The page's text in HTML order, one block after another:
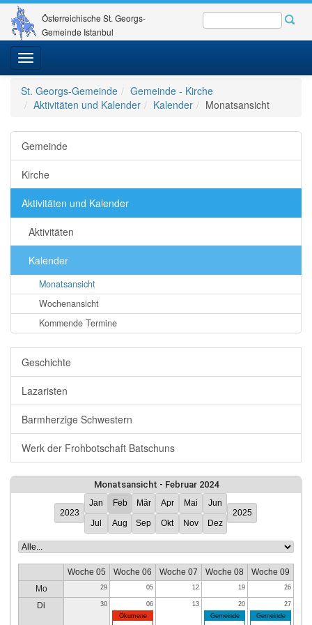
Österreichische St. Georgs-
Gemeinde Istanbul
Toggle
navigation
St. Georgs-Gemeinde
Gemeinde - Kirche
Aktivitäten und Kalender
Kalender Monatsansicht
Gemeinde
Kirche
Aktivitäten und Kalender
Aktivitäten
Kalender
Monatsansicht
Wochenansicht
Kommende Termine
Geschichte
Lazaristen
Barmherzige Schwestern
Werk der Frohbotschaft Batschuns
Monatsansicht - Februar 2024
2023
Jan Feb Mär Apr Mai Jun
Jul Aug Sep Okt Nov Dez
2025
Woche 05 Woche 06 Woche 07 Woche 08
Woche 09
Mo
29 05 12 19 26
Di 30
06
Ökumene
13
20
Gemeinde
27
Gemeinde